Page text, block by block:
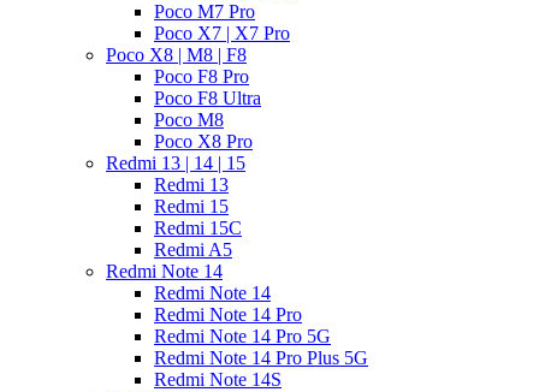
Poco M7 Pro
Poco X7 | X7 Pro
Poco X8 | M8 | F8
Poco F8 Pro
Poco F8 Ultra
Poco M8
Poco X8 Pro
Redmi 13 | 14 | 15
Redmi 13
Redmi 15
Redmi 15C
Redmi A5
Redmi Note 14
Redmi Note 14
Redmi Note 14 Pro
Redmi Note 14 Pro 5G
Redmi Note 14 Pro Plus 5G
Redmi Note 14S